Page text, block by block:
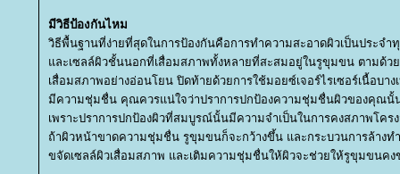
มีวิธีป้องกันไหม
วิธีพื้นฐานที่ง่ายที่สุดในการป้องกันคือการทำความสะอาดผิวเป็นประจำ
ละเซลล์ผิวชั้นนอกที่เสื่อมสภาพทั้งหลายที่สะสมอยู่ในรูขุมขน ตามด้วย
เสื่อมสภาพอย่างอ่อนโยน ปิดท้ายด้วยการใช้มอยซ์เจอร์ไรเซอร์เนื้อบาง
มีความชุ่มชื่น คุณควรแน่ใจว่าปราการปกป้องความชุ่มชื่นผิวของคุณนั้น
เพราะปราการปกป้องผิวที่สมบูรณ์นั้นมีความจำเป็นในการคงสภาพโคร
ถ้าผิวหน้าขาดความชุ่มชื่น รูขุมขนก็จะกว้างขึ้น และกระบวนการล้างท
ขจัดเซลล์ผิวเสื่อมสภาพ และเติมความชุ่มชื่นให้ผิวจะช่วยให้รูขุมขนคง